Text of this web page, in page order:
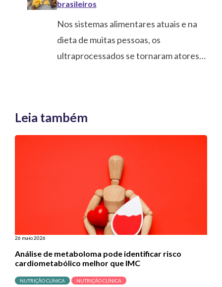
brasileiros
Nos sistemas alimentares atuais e na
dieta de muitas pessoas, os
ultraprocessados se tornaram atores…
Leia também
26 maio 2026
Análise de metaboloma pode identificar risco
cardiometabólico melhor que IMC
NUTRIÇÃO CLÍNICA NUTRIÇÃO CLÍNICA